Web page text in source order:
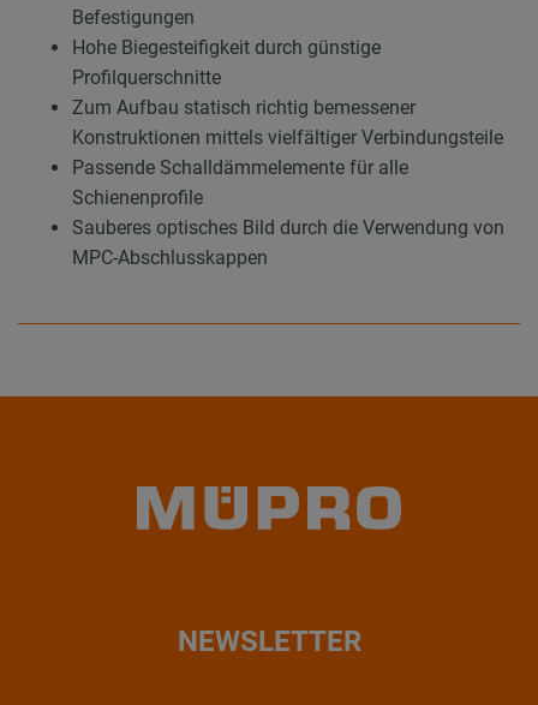
Befestigungen
Hohe Biegesteifigkeit durch günstige
Profilquerschnitte
Zum Aufbau statisch richtig bemessener
Konstruktionen mittels vielfältiger Verbindungsteile
Passende Schalldämmelemente für alle
Schienenprofile
Sauberes optisches Bild durch die Verwendung von
MPC-Abschlusskappen
NEWSLETTER